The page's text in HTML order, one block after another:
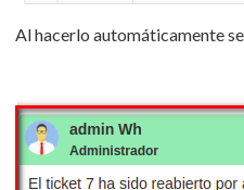
Al hacerlo automáticamente